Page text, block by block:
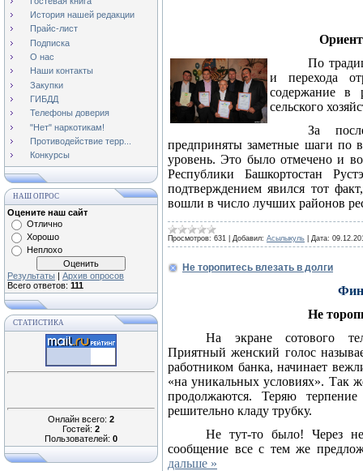
История нашей редакции
Прайс-лист
Подписка
О нас
Наши контакты
Закупки
ГИБДД
Телефоны доверия
"Нет" наркотикам!
Противодействие терр...
Конкурсы
НАШ ОПРОС
Оцените наш сайт
Отлично
Хорошо
Неплохо
Результаты | Архив опросов
Всего ответов: 111
СТАТИСТИКА
Онлайн всего: 2
Гостей: 2
Пользователей: 0
По
и перехода
содержание в
сельского
За
предприняты заметные шаги по
уровень. Это было отмечено и
Республики Башкортостан
подтверждением явился тот
вошли в число лучших районов
Просмотров: 631 Добавил: Асылыкуль Дата:
Не торопитесь влезать в долги
Не
На экране сотового
Приятный женский голос
работником банка, начинает
«на уникальных условиях». Так
продолжаются. Теряю
решительно кладу трубку.
Не тут-то было! Через
сообщение все с тем же
дальше »